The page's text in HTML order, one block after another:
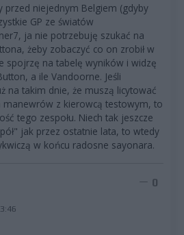
przed niejednym Belgiem (gdyby
GP ze światów
ja nie potrzebuję szukać na
żeby zobaczyć co on zrobił w
spojrzę na tabelę wyników i widzę
a ile Vandoorne. Jeśli
na takim dnie, że muszą licytować
manewrów z kierowcą testowym, to
tego zespołu. Niech tak jeszcze
jak przez ostatnie lata, to wtedy
w końcu radosne sayonara.
0